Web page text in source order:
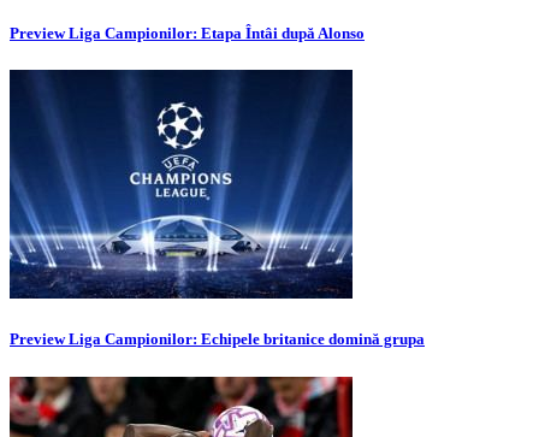
Preview Liga Campionilor: Etapa Întâi după Alonso
Preview Liga Campionilor: Echipele britanice domină grupa